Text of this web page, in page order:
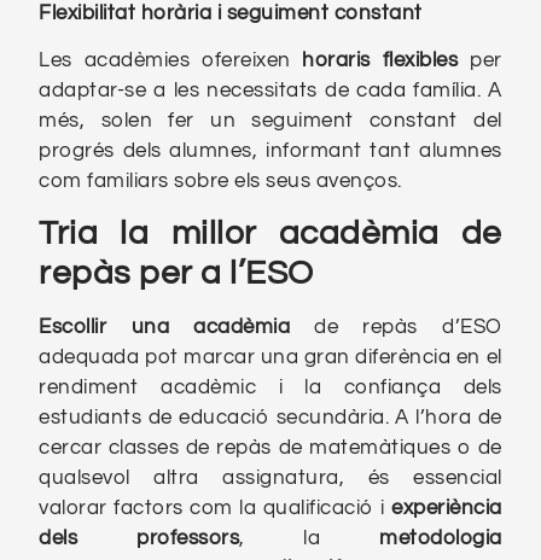
Flexibilitat horària i seguiment constant
Les acadèmies ofereixen horaris flexiblesper
adaptar-se a les necessitats de cada família. A
més, solen fer un seguiment constant del
progrés dels alumnes, informant tant alumnes
com familiars sobre els seus avenços.
Tria la millor acadèmia de
repàs per a l’ESO
Escollir una acadèmia de repàs d’ESO
adequada pot marcar una gran diferència en el
rendiment acadèmic i la confiança dels
estudiants de educació secundària. A l’hora de
cercar classes de repàs de matemàtiques o de
qualsevol altra assignatura, és essencial
valorar factors com la qualificació iexperiència
dels professors, la metodologia